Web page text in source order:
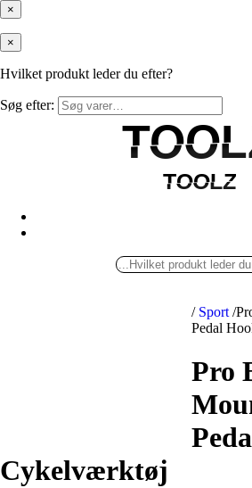
×
×
Hvilket produkt leder du efter?
Søg efter:
TOOLZ
TOOLZ
/ Sport /
Pedal
Pro
Cykelværktøj